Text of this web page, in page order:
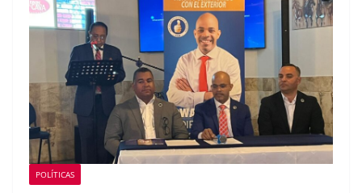
Consulado General de la
República Dominicana en
Miami y Broward
International University
suscriben acuerdo de
colaboración académica
POLÍTICAS